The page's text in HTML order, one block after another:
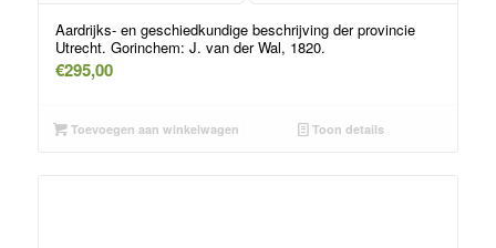
Aardrijks- en geschiedkundige beschrijving der provincie
Utrecht. Gorinchem: J. van der Wal, 1820.
€295,00
Toevoegen aan winkelwagen Toon details